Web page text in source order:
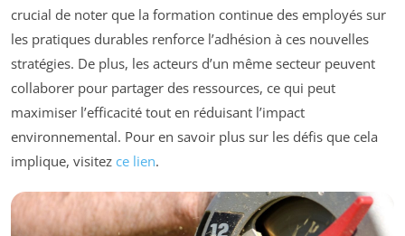
crucial de noter que la formation continue des employés sur
les pratiques durables renforce l’adhésion à ces nouvelles
stratégies. De plus, les acteurs d’un même secteur peuvent
collaborer pour partager des ressources, ce qui peut
maximiser l’efficacité tout en réduisant l’impact
environnemental. Pour en savoir plus sur les défis que cela
implique, visitez ce lien.